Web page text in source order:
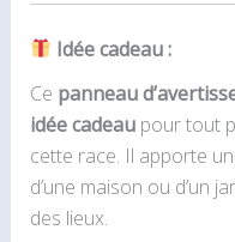
Idée cadeau :
Ce panneau
idée cadeaupour tout
cette race. Il apporte
d’une maison ou d’un
des lieux.